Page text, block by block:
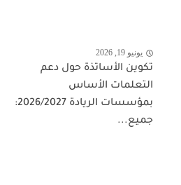
يونيو 19, 2026
تكوين الأساتذة حول دعم
التعلمات الأساس
بمؤسسات الريادة 2026/2027:
جميع...